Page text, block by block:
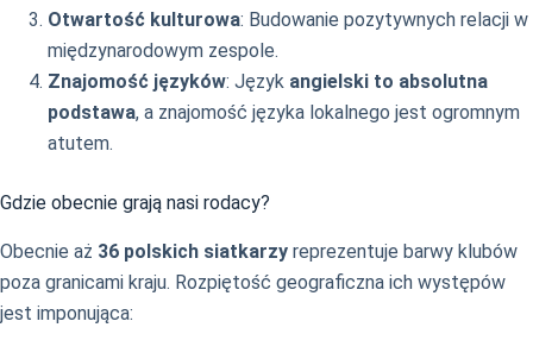
Otwartość kulturowa: Budowanie pozytywnych relacji w
międzynarodowym zespole.
Znajomość języków: Język angielski to absolutna
podstawa, a znajomość języka lokalnego jest ogromnym
atutem.
Gdzie obecnie grają nasi rodacy?
Obecnie aż 36 polskich siatkarzy reprezentuje barwy klubów
poza granicami kraju. Rozpiętość geograficzna ich występów
jest imponująca: